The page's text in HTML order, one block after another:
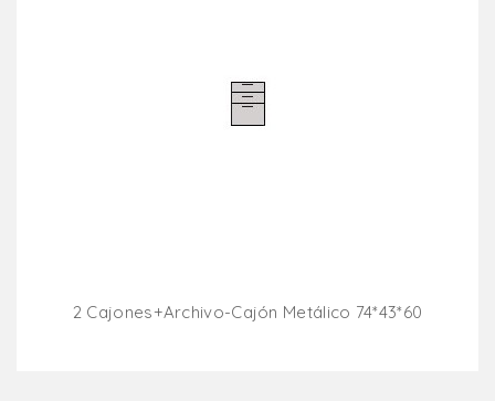
2 Cajones+archivo-Cajón Metálico 74*43*60